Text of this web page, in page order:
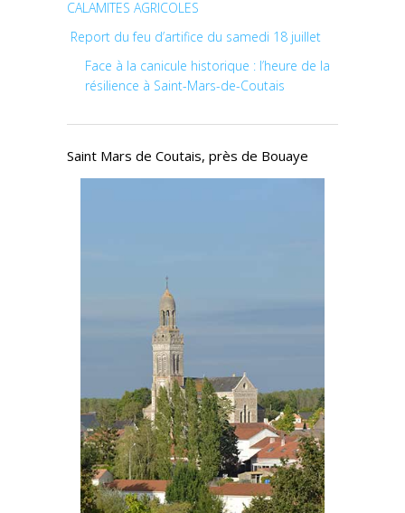
CALAMITES AGRICOLES
Report du feu d’artifice du samedi 18 juillet
Face à la canicule historique : l’heure de la
résilience à Saint-Mars-de-Coutais
Saint Mars de Coutais, près de Bouaye